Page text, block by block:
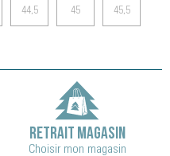
44,5 45 45,5
RETRAIT MAGASIN
Choisir mon magasin